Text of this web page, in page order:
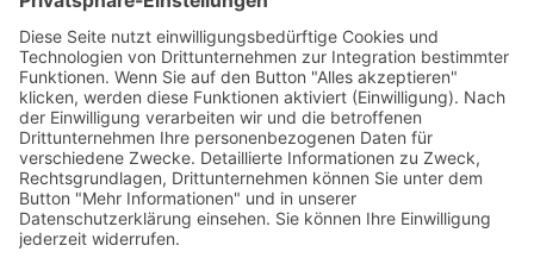
Umsatzsteuersätze für Ihr Projekt gelten. Ein seriöser
Bauträger wird Ihnen diese Informationen gerne zur
Verfügung stellen und Ihnen dabei helfen, alle
notwendigen Schritte für die korrekte Abrechnung
der Umsatzsteuer zu unternehmen. Auf unserem
Portal für Bauträger in Karlsruhe (Baden) finden Sie
eine umfassende Liste von Bauträgern, die Ihnen bei
Ihrem Projekt helfen können, und Ihnen gerne alle
Fragen zur Umsatzsteuer beantworten werden.